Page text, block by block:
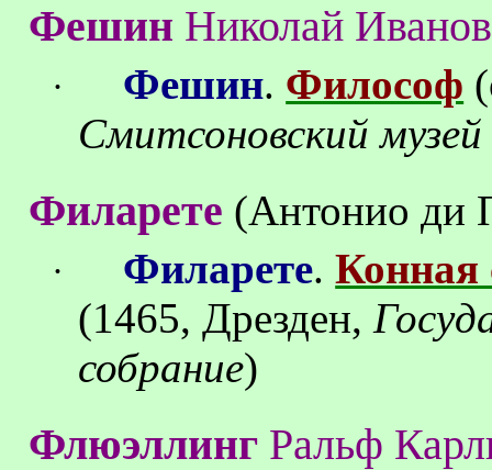
Фешин Николай
· Фешин. Философ (
Смитсоновский
Филарете (Антонио ди
· Филарете.Конная
(1465, Дрезден,
собрание)
Флюэллинг Ральф